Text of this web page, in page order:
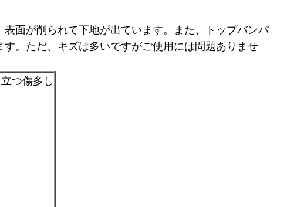
面が削られて下地が出ています。また、トップバンパ
。ただ、キズは多いですがご使用には問題ありませ
つ傷多し